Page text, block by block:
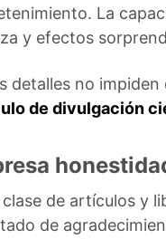
La
y efectos
detalles no
de divulgación
clase de artículos y
de